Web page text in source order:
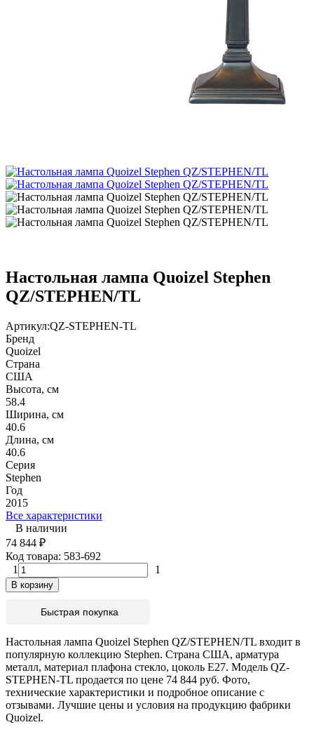
Настольная лампа Quoizel Stephen
QZ/STEPHEN/TL
Артикул:QZ-STEPHEN-TL
Бренд
Quoizel
Страна
США
Высота, см
58.4
Ширина, см
40.6
Длина, см
40.6
Серия
Stephen
Год
2015
Все характеристики
В наличии
74 844 ₽
Код товара: 583-692
1
1
В корзину
Быстрая покупка
Настольная лампа Quoizel Stephen QZ/STEPHEN/TL входит в
популярную коллекцию Stephen. Страна США, арматура
металл, материал плафона стекло, цоколь E27. Модель QZ-
STEPHEN-TL продается по цене 74 844 руб. Фото,
технические характеристики и подробное описание с
отзывами. Лучшие цены и условия на продукцию фабрики
Quoizel.